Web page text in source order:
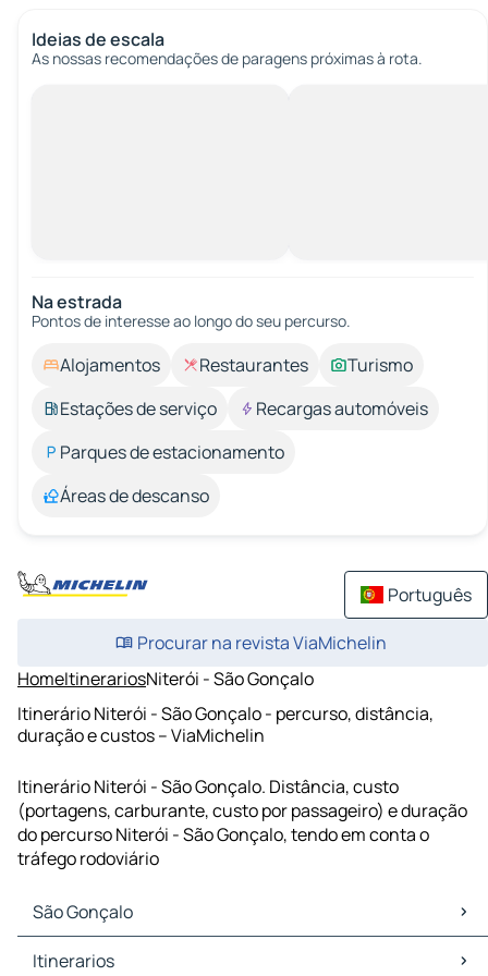
Ideias de escala
As nossas recomendações de paragens próximas à rota.
Na estrada
Pontos de interesse ao longo do seu percurso.
Alojamentos Restaurantes
Turismo
Estações de serviço
Recargas automóveis
Parques de estacionamento
Áreas de descanso
Português
Procurar na revista ViaMichelin
HomeItinerariosNiterói - São Gonçalo
Itinerário Niterói - São Gonçalo - percurso, distância,
duração e custos – ViaMichelin
Itinerário Niterói - São Gonçalo. Distância, custo
(portagens, carburante, custo por passageiro) e duração
do percurso Niterói - São Gonçalo, tendo em conta o
tráfego rodoviário
São Gonçalo
São Gonçalo Mapas Plantas
Itinerarios